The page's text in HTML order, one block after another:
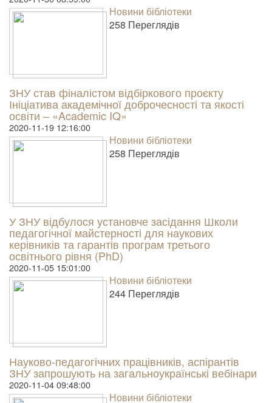
Новини бібліотеки
258 Пере­гля­дів
ЗНУ став фіналістом відбіркового проєкту
Ініціатива академічної доброчесності та якості
освіти – «Academic IQ»
2020-11-19 12:16:00
Новини бібліотеки
258 Пере­гля­дів
У ЗНУ відбулося установче засідання Школи
педагогічної майстерності для наукових
керівників та гарантів програм третього
освітнього рівня (PhD)
2020-11-05 15:01:00
Новини бібліотеки
244 Пере­гля­дів
Науково-педагогічних працівників, аспірантів
ЗНУ запрошують на загальноукраїнські вебінари
2020-11-04 09:48:00
Новини бібліотеки